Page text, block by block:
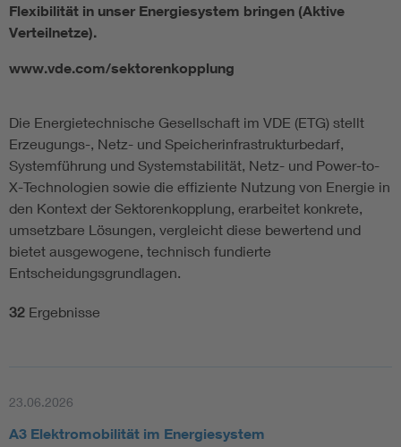
Flexibilität in unser Energiesystem bringen (Aktive
Verteilnetze).
www.vde.com/sektorenkopplung
Die Energietechnische Gesellschaft im VDE (ETG) stellt
Erzeugungs-, Netz- und Speicherinfrastrukturbedarf,
Systemführung und Systemstabilität, Netz- und Power-to-
X-Technologien sowie die effiziente Nutzung von Energie in
den Kontext der Sektorenkopplung, erarbeitet konkrete,
umsetzbare Lösungen, vergleicht diese bewertend und
bietet ausgewogene, technisch fundierte
Entscheidungsgrundlagen.
32 Ergebnisse
23.06.2026
A3 Elektromobilität im Energiesystem